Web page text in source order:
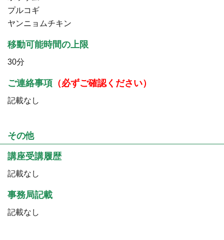
プルコギ
ヤンニョムチキン
移動可能時間の上限
30分
ご連絡事項 （必ずご確認ください）
記載なし
その他
講座受講履歴
記載なし
事務局記載
記載なし